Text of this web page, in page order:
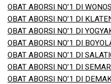
OBAT ABORSI NO’1 DI
OBAT ABORSI NO’1 DI
OBAT ABORSI NO’1 DI
OBAT ABORSI NO’1 DI
OBAT ABORSI NO’1 DI
OBAT ABORSI NO’1 DI
OBAT ABORSI NO’1 DI